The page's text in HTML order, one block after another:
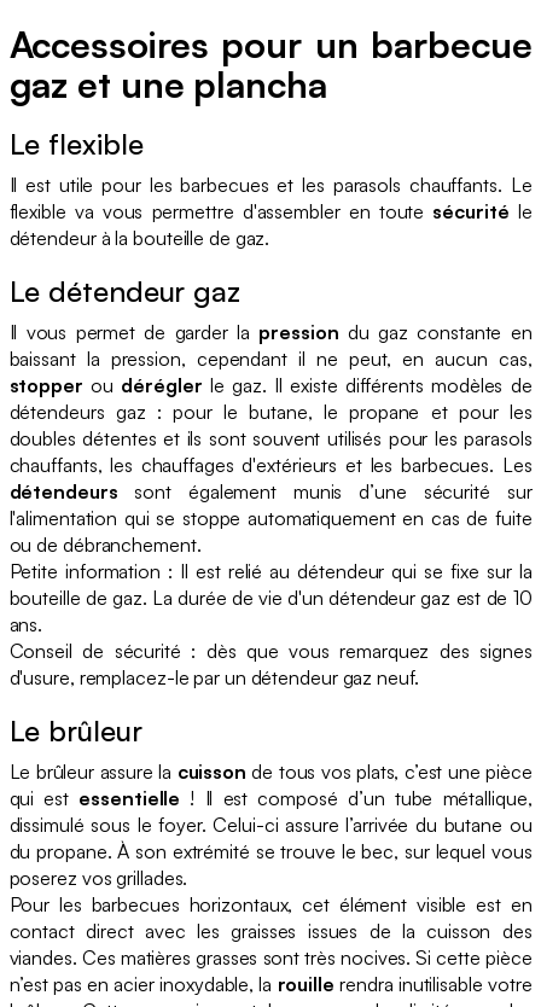
Accessoires pour un barbecue
gaz et une plancha
Le flexible
Il est utile pour les barbecues et les parasols chauffants. Le
flexible va vous permettre d'assembler en toute sécurité le
détendeur à la bouteille de gaz.
Le détendeur gaz
Il vous permet de garder la pression du gaz constante en
baissant la pression, cependant il ne peut, en aucun cas,
stopper ou dérégler le gaz. Il existe différents modèles de
détendeurs gaz : pour le butane, le propane et pour les
doubles détentes et ils sont souvent utilisés pour les parasols
chauffants, les chauffages d'extérieurs et les barbecues. Les
détendeurs sont également munis d’une sécurité sur
l'alimentation qui se stoppe automatiquement en cas de fuite
ou de débranchement.
Petite information : Il est relié au détendeur qui se fixe sur la
bouteille de gaz. La durée de vie d'un détendeur gaz est de 10
ans.
Conseil de sécurité : dès que vous remarquez des signes
d'usure, remplacez-le par un détendeur gaz neuf.
Le brûleur
Le brûleur assure la cuisson de tous vos plats, c’est une pièce
qui est essentielle ! Il est composé d’un tube métallique,
dissimulé sous le foyer. Celui-ci assure l’arrivée du butane ou
du propane. À son extrémité se trouve le bec, sur lequel vous
poserez vos grillades.
Pour les barbecues horizontaux, cet élément visible est en
contact direct avec les graisses issues de la cuisson des
viandes. Ces matières grasses sont très nocives. Si cette pièce
n’est pas en acier inoxydable, la rouille rendra inutilisable votre